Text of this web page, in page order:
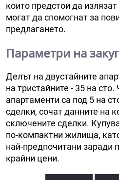
които предстои да
могат да спомогнат за
предлагането.
Параметри на
Делът на двустайните
на тристайните - 35 на сто.
апартаменти са под 5 на
сделки, сочат данните на
сключените сделки.
по-компактни жилища,
най-предпочитани заради
крайни цени.